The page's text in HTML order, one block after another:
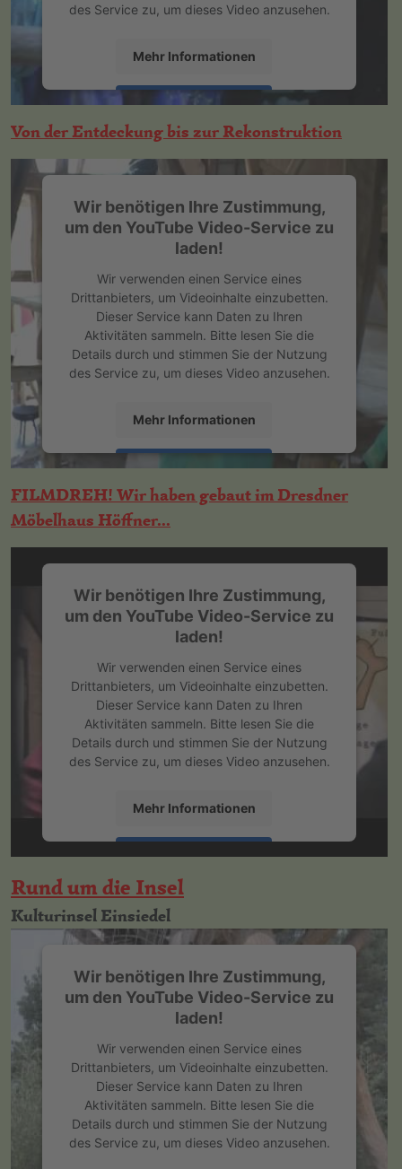
des Service zu, um dieses Video anzusehen.
Mehr Informationen
Akzeptieren
powered byUsercentrics Consent
Von der Entdeckung bis zur Rekonstruktion
Wir benötigen Ihre Zustimmung,
um den YouTube Video-Service zu
laden!
Wir verwenden einen Service eines
Drittanbieters, um Videoinhalte einzubetten.
Dieser Service kann Daten zu Ihren
Aktivitäten sammeln. Bitte lesen Sie die
Details durch und stimmen Sie der Nutzung
des Service zu, um dieses Video anzusehen.
Mehr Informationen
Akzeptieren
powered byUsercentrics Consent
Management Platform
FILMDREH! Wir haben gebaut im Dresdner
Möbelhaus Höffner...
Wir benötigen Ihre Zustimmung,
um den YouTube Video-Service zu
laden!
Wir verwenden einen Service eines
Drittanbieters, um Videoinhalte einzubetten.
Dieser Service kann Daten zu Ihren
Aktivitäten sammeln. Bitte lesen Sie die
Details durch und stimmen Sie der Nutzung
des Service zu, um dieses Video anzusehen.
Mehr Informationen
Akzeptieren
powered byUsercentrics Consent
Management Platform
Rund um die Insel
Kulturinsel Einsiedel
Wir benötigen Ihre Zustimmung,
um den YouTube Video-Service zu
laden!
Wir verwenden einen Service eines
Drittanbieters, um Videoinhalte einzubetten.
Dieser Service kann Daten zu Ihren
Aktivitäten sammeln. Bitte lesen Sie die
Details durch und stimmen Sie der Nutzung
des Service zu, um dieses Video anzusehen.